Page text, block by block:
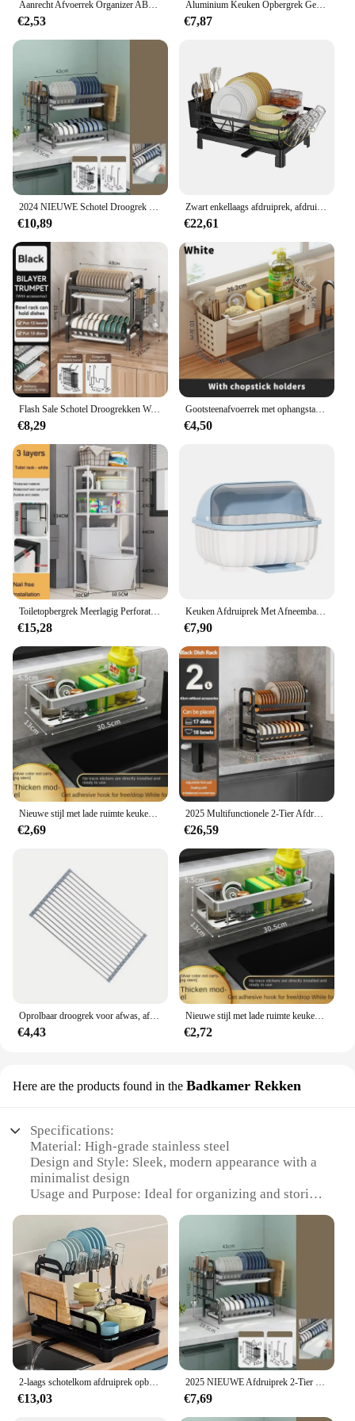
Aanrecht Afvoerrek Organizer ABS Plastic Zelflozende Gootsteen Plank Zeep Spons Houder Vaatdoek Handdoekenrek filtermand
€2,53
Aluminium Keuken Opbergrek Geen-boor Gootsteen Afvoer Rack Zelflozende Gootsteen Plank Spons Houder Vaatdoek Handdoekenrek filter Mand
€7,87
2024 NIEUWE Schotel Droogrek 2-Tier Compact Keuken Afdruiprek Afdruipplank Set Grote Roestbestendige Afdruiprek met Gebruiksvoorwerp houder
€10,89
Zwart enkellaags afdruiprek, afdruiprek, afdruiprek, stalen plaat en komorganizer, 50 x 25 x 20 cm
€22,61
Flash Sale Schotel Droogrekken Wandmontage Multifunctionele Magazijnstellingen Afdruipplank Set Grote Roestbestendige Afdruiprek Met Utensi
€8,29
Gootsteenafvoerrek met ophangstang Roestbestendige sponshouder Kraanopslag Zeepafdruiprek Handdoekhouders Organisator Keukenaccessoires
€4,50
Toiletopbergrek Meerlagig Perforatievrij Wasmachine Plank Keukenrek Staand Sparen Badkameraccessoires
€15,28
Keuken Afdruiprek Met Afneembare Lekbak Gebruiksvoorwerp Houder Afwassen Afdruiprek Plaat Organizer Voor Keuken
€7,90
Nieuwe stijl met lade ruimte keuken opbergrek gootsteen afvoerrek spons organisator hangende zeep afdruiprek plank planken
€2,69
2025 Multifunctionele 2-Tier Afdruiprek Keukenbenodigdheden Opbergrek Afdruiprek met Eetstokjes/Messen/Snijplank Houder
€26,59
Oprolbaar droogrek voor afwas, afdruiprek voor de keuken, droogrek voor gootsteen van roestvrij staal, opvouwbare afdruiprek
€4,43
Nieuwe stijl met lade ruimte keuken opbergrek gootsteen afvoerrek spons organisator hangende zeep afdruiprek plank planken
€2,72
Here are the products found in the Badkamer Rekken
Specifications:
Material: High-grade stainless steel
Design and Style: Sleek, modern appearance with a
minimalist design
Usage and Purpose: Ideal for organizing and storing
Performance and Property: Durable, rust-resistant,
and easy to clean
Parts and Accessories: Comes with a set of hooks
for hanging items
Applicable People: Suitable for individuals looking
to declutter and maximize space
Features:
**Efficient Organization for Your Bathroom**
The afwas rek Badkamer Rekken is a must-have for
anyone looking to streamline their bathroom space.
Made from high-grade stainless steel, this afwas rek
set is not only durable but also rust-resistant,
2-laags schotelkom afdruiprek opbergrek keuken schotel droogrek met afvoermand aanrecht servies organisator afdruiprek
€13,03
2025 NIEUWE Afdruiprek 2-Tier Compact Keuken Afdruiprek Afdruipplank Set Grote Roestbestendige Afdruiprek met Gebruiksvoorwerp houder
€7,69